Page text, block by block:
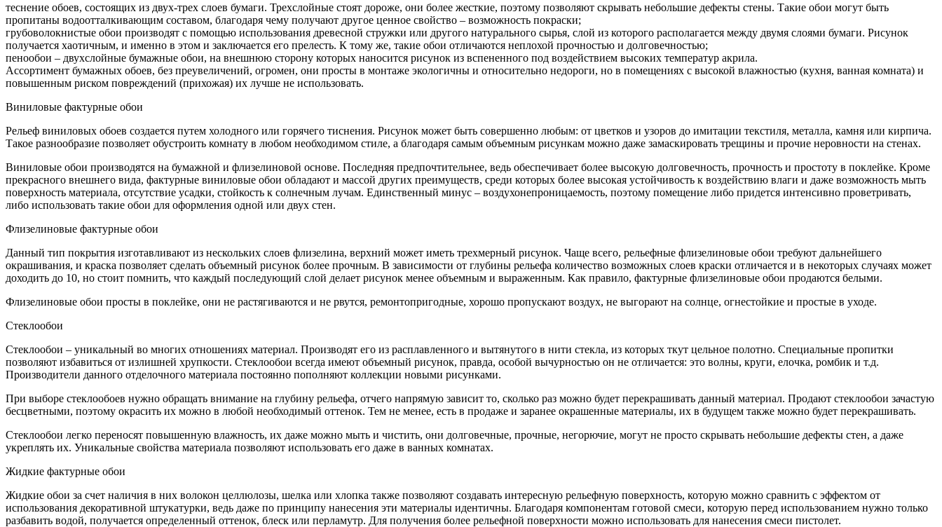
теснение обоев, состоящих из двух-трех слоев бумаги. Трехслойные стоят дороже, они более жесткие, поэтому позволяют скрывать небольшие дефекты стены. Такие обои могут быть
пропитаны водоотталкивающим составом, благодаря чему получают другое ценное свойство – возможность покраски;
грубоволокнистые обои производят с помощью использования древесной стружки или другого натурального сырья, слой из которого располагается между двумя слоями бумаги. Рисунок
получается хаотичным, и именно в этом и заключается его прелесть. К тому же, такие обои отличаются неплохой прочностью и долговечностью;
пенообои – двухслойные бумажные обои, на внешнюю сторону которых наносится рисунок из вспененного под воздействием высоких температур акрила.
Ассортимент бумажных обоев, без преувеличений, огромен, они просты в монтаже экологичны и относительно недороги, но в помещениях с высокой влажностью (кухня, ванная комната) и
повышенным риском повреждений (прихожая) их лучше не использовать.
Виниловые фактурные обои
Рельеф виниловых обоев создается путем холодного или горячего тиснения. Рисунок может быть совершенно любым: от цветков и узоров до имитации текстиля, металла, камня или кирпича.
Такое разнообразие позволяет обустроить комнату в любом необходимом стиле, а благодаря самым объемным рисункам можно даже замаскировать трещины и прочие неровности на стенах.
Виниловые обои производятся на бумажной и флизелиновой основе. Последняя предпочтительнее, ведь обеспечивает более высокую долговечность, прочность и простоту в поклейке. Кроме
прекрасного внешнего вида, фактурные виниловые обои обладают и массой других преимуществ, среди которых более высокая устойчивость к воздействию влаги и даже возможность мыть
поверхность материала, отсутствие усадки, стойкость к солнечным лучам. Единственный минус – воздухонепроницаемость, поэтому помещение либо придется интенсивно проветривать,
либо использовать такие обои для оформления одной или двух стен.
Флизелиновые фактурные обои
Данный тип покрытия изготавливают из нескольких слоев флизелина, верхний может иметь трехмерный рисунок. Чаще всего, рельефные флизелиновые обои требуют дальнейшего
окрашивания, и краска позволяет сделать объемный рисунок более прочным. В зависимости от глубины рельефа количество возможных слоев краски отличается и в некоторых случаях может
доходить до 10, но стоит помнить, что каждый последующий слой делает рисунок менее объемным и выраженным. Как правило, фактурные флизелиновые обои продаются белыми.
Флизелиновые обои просты в поклейке, они не растягиваются и не рвутся, ремонтопригодные, хорошо пропускают воздух, не выгорают на солнце, огнестойкие и простые в уходе.
Стеклообои
Стеклообои – уникальный во многих отношениях материал. Производят его из расплавленного и вытянутого в нити стекла, из которых ткут цельное полотно. Специальные пропитки
позволяют избавиться от излишней хрупкости. Стеклообои всегда имеют объемный рисунок, правда, особой вычурностью он не отличается: это волны, круги, елочка, ромбик и т.д.
Производители данного отделочного материала постоянно пополняют коллекции новыми рисунками.
При выборе стеклообоев нужно обращать внимание на глубину рельефа, отчего напрямую зависит то, сколько раз можно будет перекрашивать данный материал. Продают стеклообои зачастую
бесцветными, поэтому окрасить их можно в любой необходимый оттенок. Тем не менее, есть в продаже и заранее окрашенные материалы, их в будущем также можно будет перекрашивать.
Стеклообои легко переносят повышенную влажность, их даже можно мыть и чистить, они долговечные, прочные, негорючие, могут не просто скрывать небольшие дефекты стен, а даже
укреплять их. Уникальные свойства материала позволяют использовать его даже в ванных комнатах.
Жидкие фактурные обои
Жидкие обои за счет наличия в них волокон целлюлозы, шелка или хлопка также позволяют создавать интересную рельефную поверхность, которую можно сравнить с эффектом от
использования декоративной штукатурки, ведь даже по принципу нанесения эти материалы идентичны. Благодаря компонентам готовой смеси, которую перед использованием нужно только
разбавить водой, получается определенный оттенок, блеск или перламутр. Для получения более рельефной поверхности можно использовать для нанесения смеси пистолет.